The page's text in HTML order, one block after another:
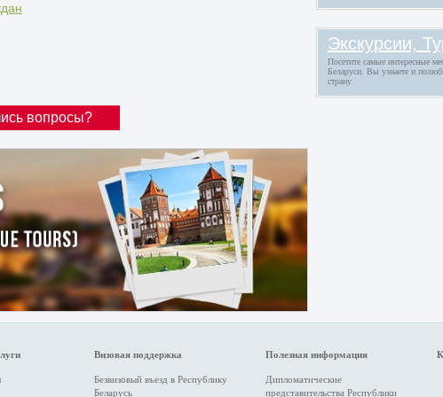
вопросы?
Экскурсии,
Посетите самые интересные
Беларуси. Вы узнаете и
страну.
Визовая поддержка
Безвизовый въезд в Республику
Беларусь
Полезная информация
Дипломатические
представительства Республики